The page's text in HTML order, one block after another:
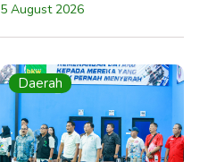
5 August 2026
Daerah